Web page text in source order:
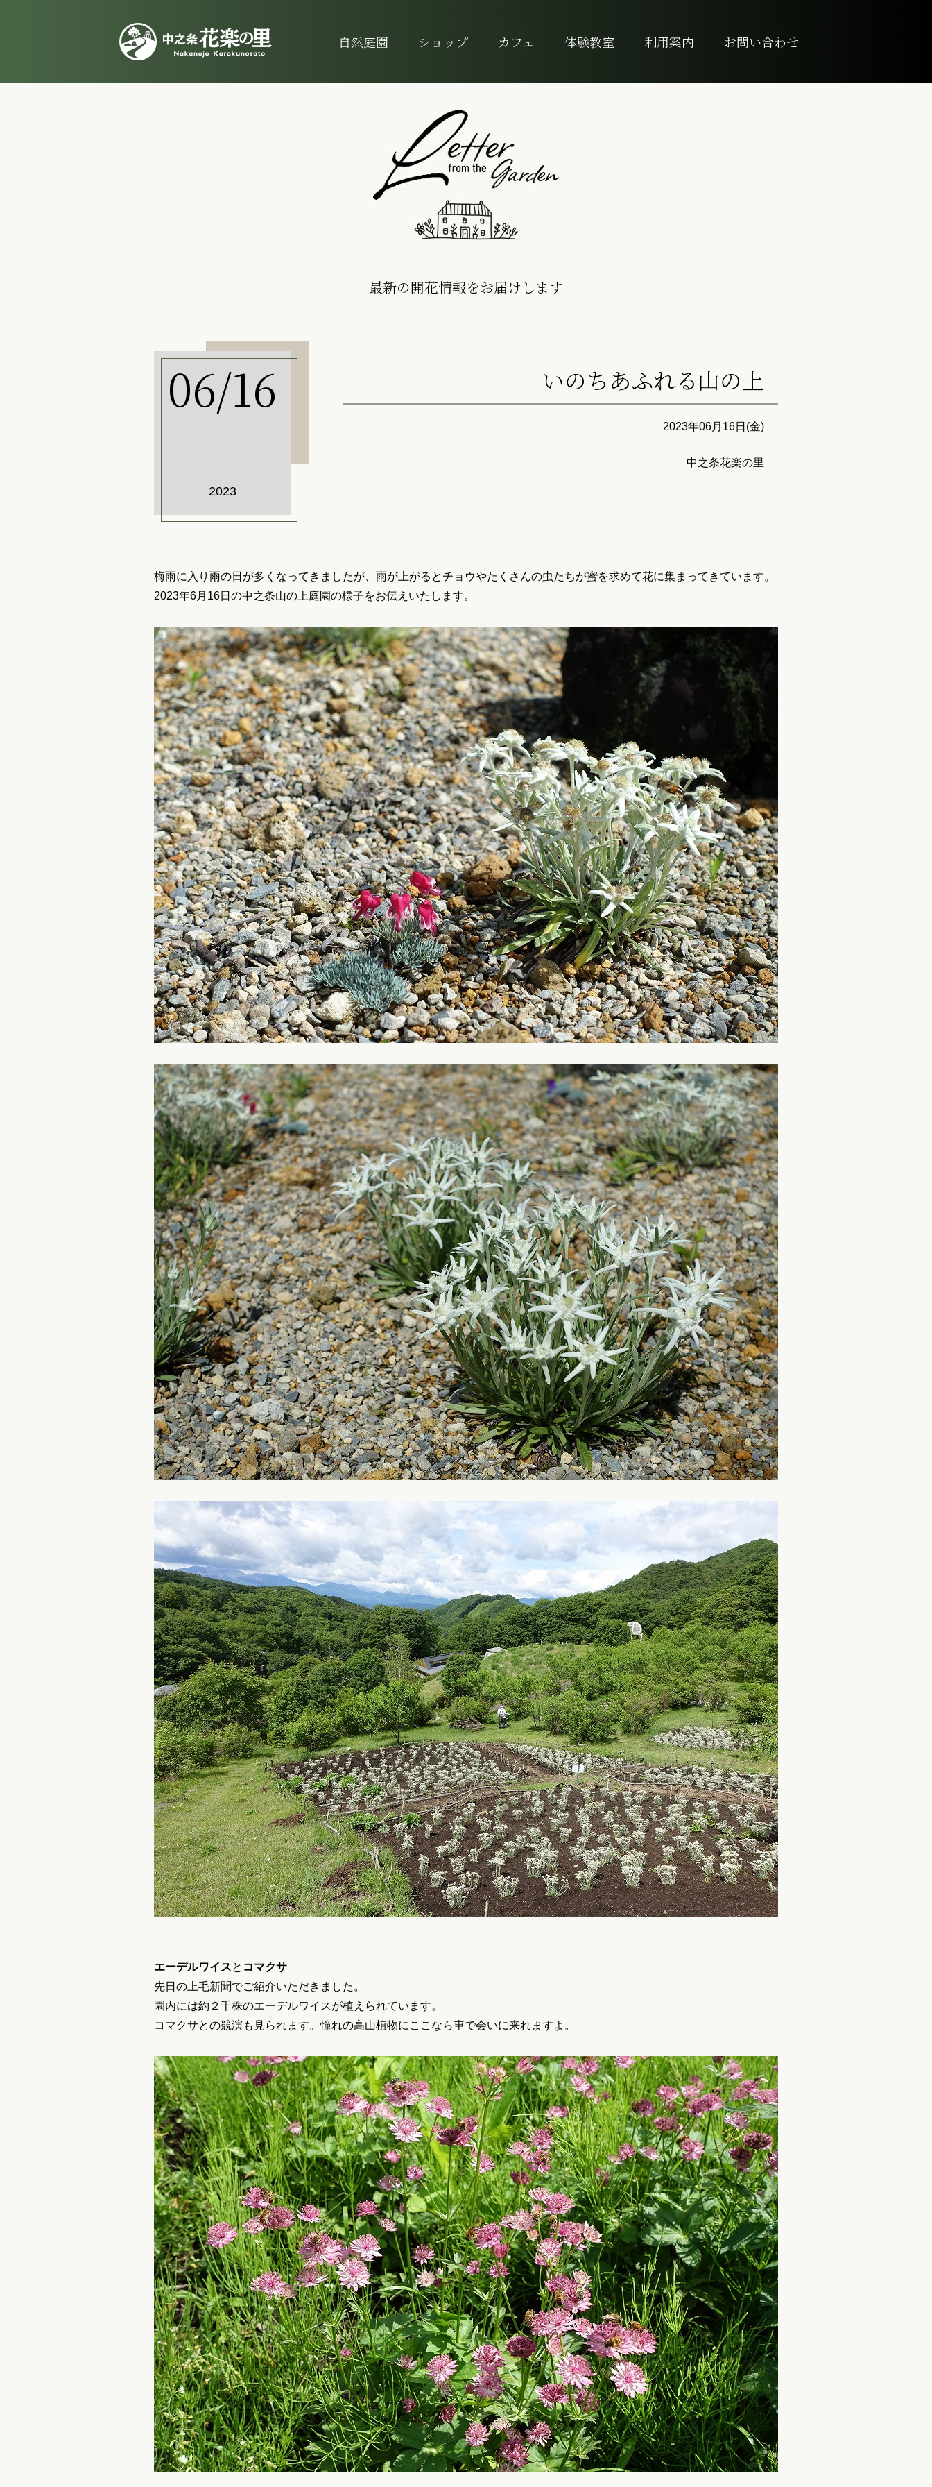
自然庭園 ショップ カフェ 体験教室 利用案内 お問い合わせ
最新の開花情報をお届けします
06/16
2023
いのちあふれる山の上
2023年06月16日(金)
中之条花楽の里
梅雨に入り雨の日が多くなってきましたが、雨が上がるとチョウやたくさんの虫たちが蜜を求めて花に集まってきています。
2023年6月16日の中之条山の上庭園の様子をお伝えいたします。
エーデルワイスと コマクサ
先日の上毛新聞でご紹介いただきました。
園内には約２千株のエーデルワイスが植えられています。
コマクサとの競演も見られます。憧れの高山植物にここなら車で会いに来れますよ。